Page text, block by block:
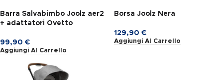
Barra Salvabimbo Joolz aer2
+ adattatori Ovetto
99,90 €
Aggiungi Al Carrello
Borsa Joolz Nera
129,90 €
Aggiungi Al Carrello